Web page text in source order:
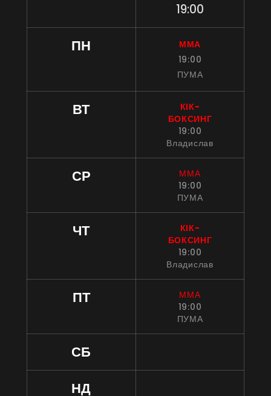
19:00
ПН
ММА
19:00
ПУМА
ВТ
КІК-
БОКСИНГ
19:00
Владислав
СР
ММА
19:00
ПУМА
ЧТ
КІК-
БОКСИНГ
19:00
Владислав
ПТ
ММА
19:00
ПУМА
СБ
НД